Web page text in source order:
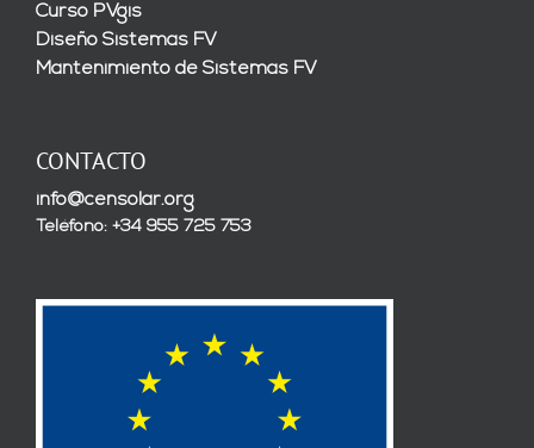
Curso PVgis
Diseño Sistemas FV
Mantenimiento de Sistemas FV
CONTACTO
info@censolar.org
Teléfono: +34 955 725 753